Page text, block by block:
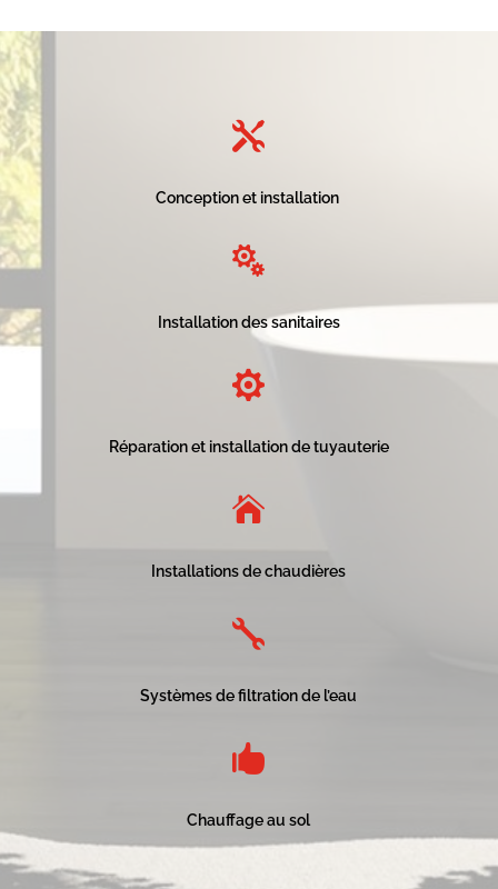

Conception et installation

Installation des sanitaires

Réparation et installation de tuyauterie

Installations de chaudières

Systèmes de filtration de l’eau

Chauffage au sol